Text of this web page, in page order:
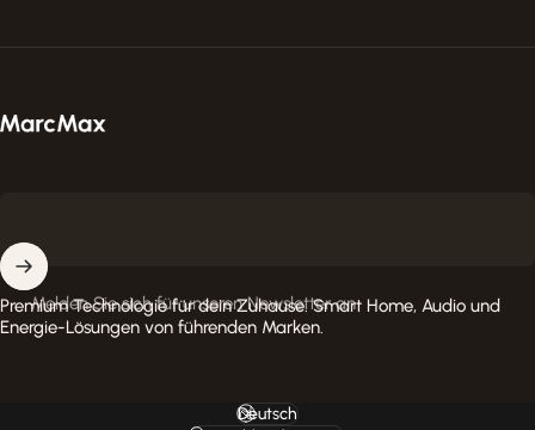
MarcMax Shop
Melden Sie sich für unseren Newsletter an
Premium Technologie für dein Zuhause. Smart Home, Audio und
Energie-Lösungen von führenden Marken.
Sprache
Deutsch